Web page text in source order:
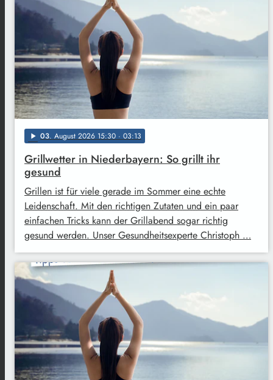
play_arrow 03. August 2026 15:30 · 03:13
Grillwetter in Niederbayern: So grillt ihr
gesund
Grillen ist für viele gerade im Sommer eine echte
Leidenschaft. Mit den richtigen Zutaten und ein paar
einfachen Tricks kann der Grillabend sogar richtig
gesund werden. Unser Gesundheitsexperte Christoph …